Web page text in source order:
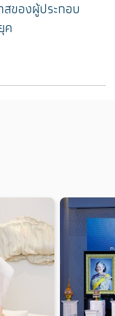
สของผู้ประกอบ
ค